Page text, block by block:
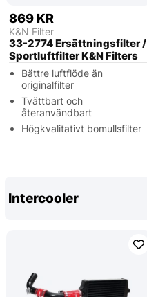
869 KR
K&N Filter
33-2774 Ersättningsfilter /
Sportluftfilter K&N Filters
Bättre luftflöde än
originalfilter
Tvättbart och
återanvändbart
Högkvalitativt bomullsfilter
Intercooler